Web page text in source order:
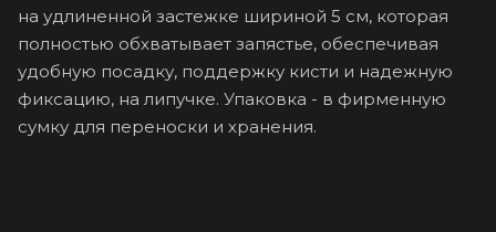
на удлиненной застежке шириной 5 см, которая
полностью обхватывает запястье, обеспечивая
удобную посадку, поддержку кисти и надежную
фиксацию, на липучке. Упаковка - в фирменную
сумку для переноски и хранения.